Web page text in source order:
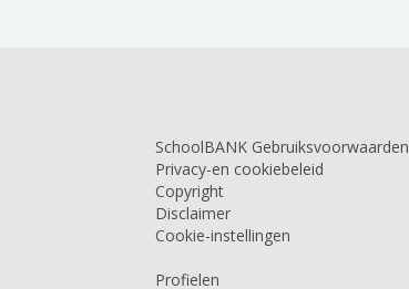
SchoolBANK Gebruiksvoorwaarden
Privacy-en cookiebeleid
Copyright
Disclaimer
Cookie-instellingen
Profielen